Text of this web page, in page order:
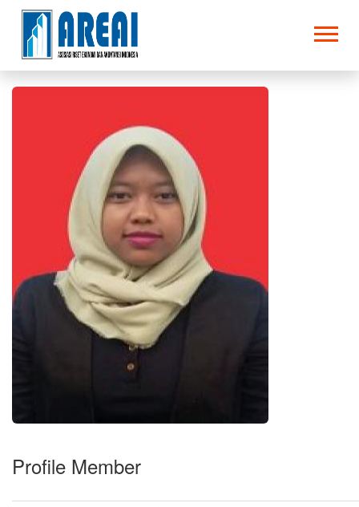
Profile Member